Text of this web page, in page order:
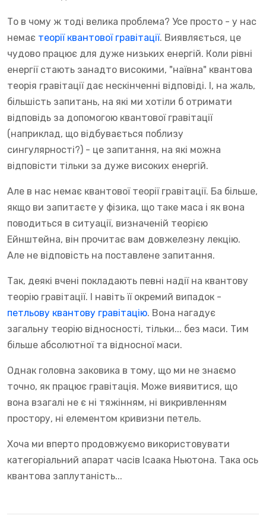
То в чому ж тоді велика проблема? Усе просто - у нас
немає теорії квантової гравітації. Виявляється, це
чудово працює для дуже низьких енергій. Коли рівні
енергії стають занадто високими, "наївна" квантова
теорія гравітації дає нескінченні відповіді. І, на жаль,
більшість запитань, на які ми хотіли б отримати
відповідь за допомогою квантової гравітації
(наприклад, що відбувається поблизу
сингулярності?) - це запитання, на які можна
відповісти тільки за дуже високих енергій.
Але в нас немає квантової теорії гравітації. Ба більше,
якщо ви запитаєте у фізика, що таке маса і як вона
поводиться в ситуації, визначеній теорією
Ейнштейна, він прочитає вам довжелезну лекцію.
Але не відповість на поставлене запитання.
Так, деякі вчені покладають певні надії на квантову
теорію гравітації. І навіть її окремий випадок -
петльову квантову гравітацію. Вона нагадує
загальну теорію відносності, тільки... без маси. Тим
більше абсолютної та відносної маси.
Однак головна заковика в тому, що ми не знаємо
точно, як працює гравітація. Може виявитися, що
вона взагалі не є ні тяжінням, ні викривленням
простору, ні елементом кривизни петель.
Хоча ми вперто продовжуємо використовувати
категоріальний апарат часів Ісаака Ньютона. Така ось
квантова заплутаність...